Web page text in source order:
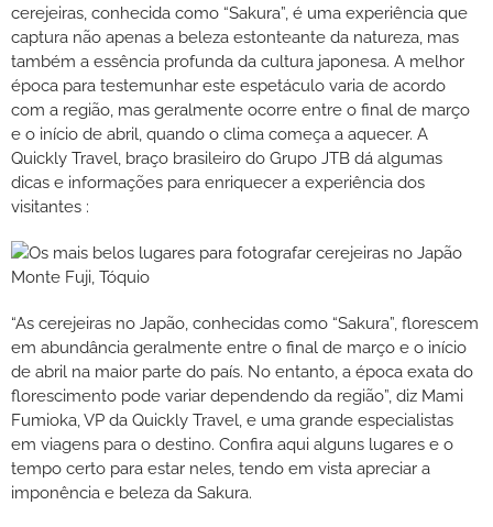
cerejeiras, conhecida como “Sakura”, é uma experiência que
captura não apenas a beleza estonteante da natureza, mas
também a essência profunda da cultura japonesa. A melhor
época para testemunhar este espetáculo varia de acordo
com a região, mas geralmente ocorre entre o final de março
e o início de abril, quando o clima começa a aquecer. A
Quickly Travel, braço brasileiro do Grupo JTB dá algumas
dicas e informações para enriquecer a experiência dos
visitantes :
Monte Fuji, Tóquio
“As cerejeiras no Japão, conhecidas como “Sakura”, florescem
em abundância geralmente entre o final de março e o início
de abril na maior parte do país. No entanto, a época exata do
florescimento pode variar dependendo da região”, diz Mami
Fumioka, VP da Quickly Travel, e uma grande especialistas
em viagens para o destino. Confira aqui alguns lugares e o
tempo certo para estar neles, tendo em vista apreciar a
imponência e beleza da Sakura.